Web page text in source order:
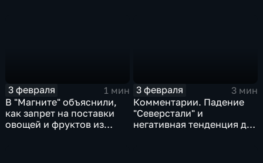
3 февраля
1 мин
В "Магните" объяснили,
как запрет на поставки
овощей и фруктов из
3 февраля
3 мин
Комментарии. Падение
"Северстали" и
негативная тенденция для